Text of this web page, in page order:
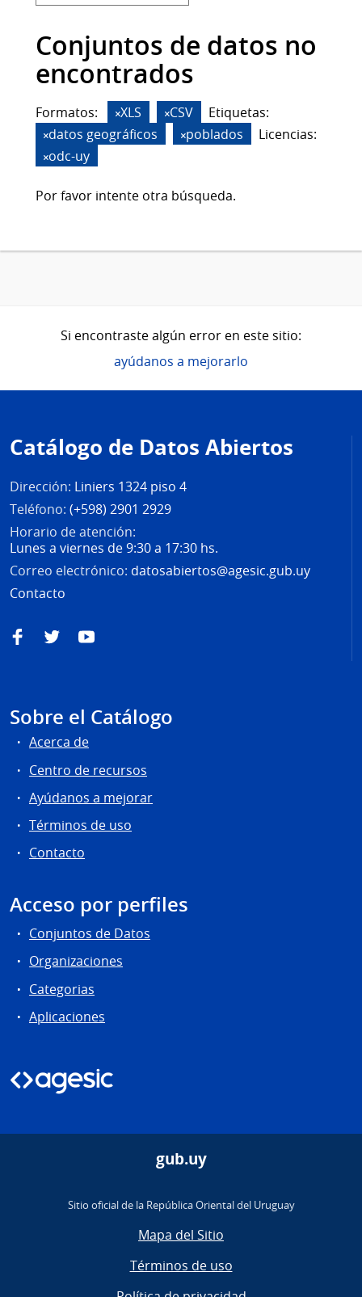
Conjuntos de datos no
encontrados
Formatos: XLS CSV
Etiquetas:
datos geográficos
poblados
Licencias:
odc-uy
Por favor intente otra búsqueda.
Si encontraste algún error en este sitio:
ayúdanos a mejorarlo
de
página
Catálogo de Datos Abiertos
Dirección: Liniers 1324 piso 4
Teléfono: (+598) 2901 2929
Horario de atención:
Lunes a viernes de 9:30 a 17:30 hs.
Correo electrónico: datosabiertos@agesic.gub.uy
Contacto
FacebookTwitterYouTube
Sobre el Catálogo
Acerca de
Centro de recursos
Ayúdanos a mejorar
Términos de uso
Contacto
Acceso por perfiles
Conjuntos de Datos
Organizaciones
Categorias
Aplicaciones
gub.uy
Sitio oficial de la República Oriental del Uruguay
Mapa del Sitio
Términos de uso